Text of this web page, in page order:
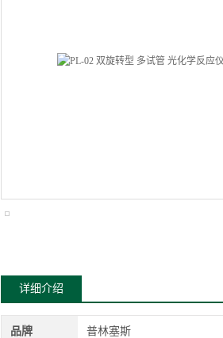
详细介绍
品牌 普林塞斯